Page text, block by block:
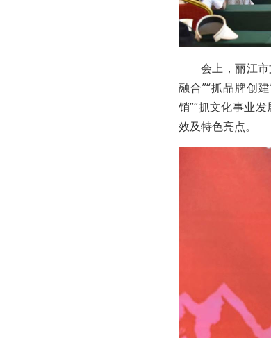
会上，丽江
融合”“抓品牌创
销”“抓文化事业
效及特色亮点。